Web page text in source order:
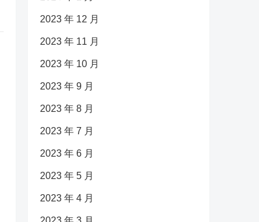
2023 年 12 月
2023 年 11 月
2023 年 10 月
2023 年 9 月
2023 年 8 月
2023 年 7 月
2023 年 6 月
2023 年 5 月
2023 年 4 月